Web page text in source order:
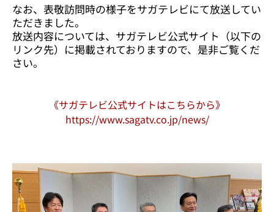
なお、表敬訪問時の様子をサガテレビにて放送してい
ただきました。
放送内容については、サガテレビ公式サイト（以下の
リンク先）に掲載されておりますので、是非ご覧くだ
さい。
《サガテレビ公式サイトはこちらから》
https://www.sagatv.co.jp/news/